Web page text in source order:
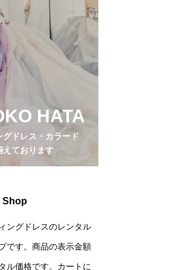
HATA
グドレス・カラード
えております
Shop
ングドレスのレンタル
です。商品の表示金額
ル価格です。カートに